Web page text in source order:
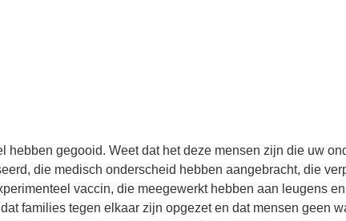
hebben gegooid. Weet dat het deze mensen zijn die uw
die medisch onderscheid hebben aangebracht, die
vaccin, die meegewerkt hebben aan leugens
families tegen elkaar zijn opgezet en dat mensen geen